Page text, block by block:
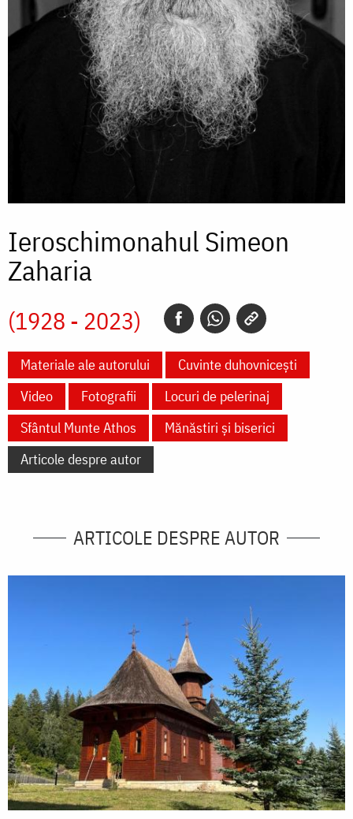
Ieroschimonahul Simeon
Zaharia
(1928 - 2023)
Materiale ale autorului
Cuvinte duhovnicești
Video
Fotografii
Locuri de pelerinaj
Sfântul Munte Athos
Mănăstiri și biserici
Articole despre autor
ARTICOLE DESPRE AUTOR